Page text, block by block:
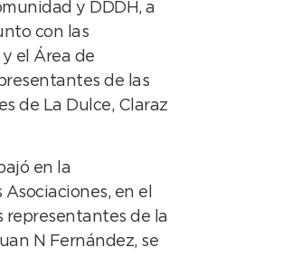
y DDDH, a
con las
el Área de
de las
de La Dulce, Claraz
en la
en el
representantes de la
N Fernández, se